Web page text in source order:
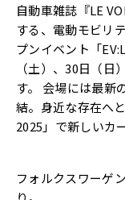
自動車雑誌『LE
する、電動モビリ
プンイベント「
（土）、30日（
す。 会場には最新
結。身近な存在へ
2025」で新しいカ
フォルクスワーゲ